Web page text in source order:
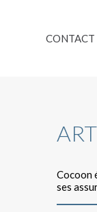
CONTACT
Cocoon
ses